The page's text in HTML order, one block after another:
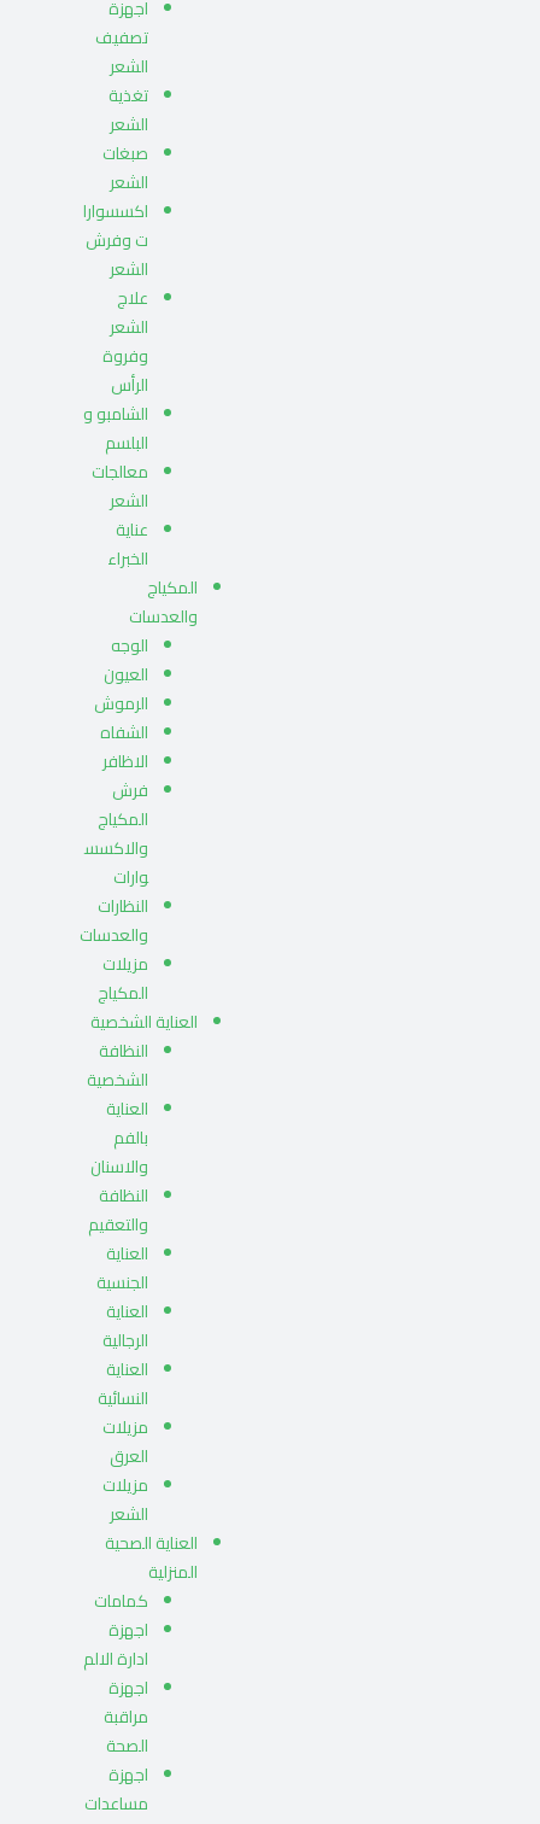
اجهزة
تصفيف
الشعر
تغذية
الشعر
صبغات
الشعر
اكسسوارا
ت وفرش
الشعر
علاج
الشعر
وفروة
الرأس
الشامبو و
البلسم
معالجات
الشعر
عناية
الخبراء
المكياج
والعدسات
الوجه
العيون
الرموش
الشفاه
الاظافر
فرش
المكياج
والاكسس
وارات
النظارات
والعدسات
مزيلات
المكياج
العناية الشخصية
النظافة
الشخصية
العناية
بالفم
والاسنان
النظافة
والتعقيم
العناية
الجنسية
العناية
الرجالية
العناية
النسائية
مزيلات
العرق
مزيلات
الشعر
العناية الصحية
المنزلية
كمامات
اجهزة
ادارة الالم
اجهزة
مراقبة
الصحة
اجهزة
مساعدات